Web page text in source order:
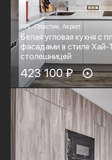
HPL-Пластик, Акрил
Белая угловая кухня с
фасадами в стиле Хай-
столешницей
423 100 ₽